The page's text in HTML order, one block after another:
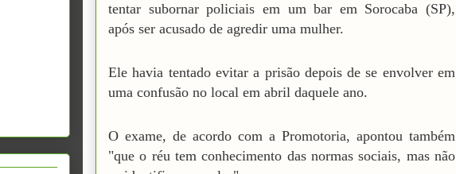
tentar subornar policiais em um bar em Sorocaba (SP),
após ser acusado de agredir uma mulher.
Ele havia tentado evitar a prisão depois de se envolver em
uma confusão no local em abril daquele ano.
O exame, de acordo com a Promotoria, apontou também
"que o réu tem conhecimento das normas sociais, mas não